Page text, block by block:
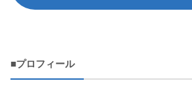
■プロフィール